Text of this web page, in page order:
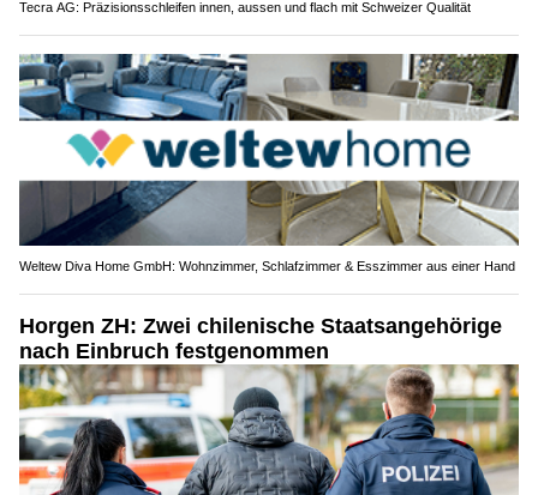
Tecra AG: Präzisionsschleifen innen, aussen und flach mit Schweizer Qualität
Weltew Diva Home GmbH: Wohnzimmer, Schlafzimmer & Esszimmer aus einer Hand
Horgen ZH: Zwei chilenische Staatsangehörige
nach Einbruch festgenommen